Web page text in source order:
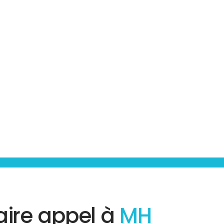
appel à MH